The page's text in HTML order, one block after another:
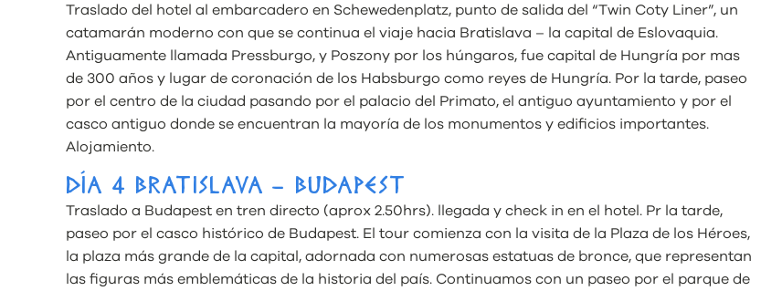
Traslado del hotel al embarcadero en Schewedenplatz, punto de salida del “Twin Coty Liner”, un
catamarán moderno con que se continua el viaje hacia Bratislava – la capital de Eslovaquia.
Antiguamente llamada Pressburgo, y Poszony por los húngaros, fue capital de Hungría por mas
de 300 años y lugar de coronación de los Habsburgo como reyes de Hungría. Por la tarde, paseo
por el centro de la ciudad pasando por el palacio del Primato, el antiguo ayuntamiento y por el
casco antiguo donde se encuentran la mayoría de los monumentos y edificios importantes.
Alojamiento.
DÍA 4 BRATISLAVA – BUDAPEST
Traslado a Budapest en tren directo (aprox 2.50hrs). llegada y check in en el hotel. Pr la tarde,
paseo por el casco histórico de Budapest. El tour comienza con la visita de la Plaza de los Héroes,
la plaza más grande de la capital, adornada con numerosas estatuas de bronce, que representan
las figuras más emblemáticas de la historia del país. Continuamos con un paseo por el parque de